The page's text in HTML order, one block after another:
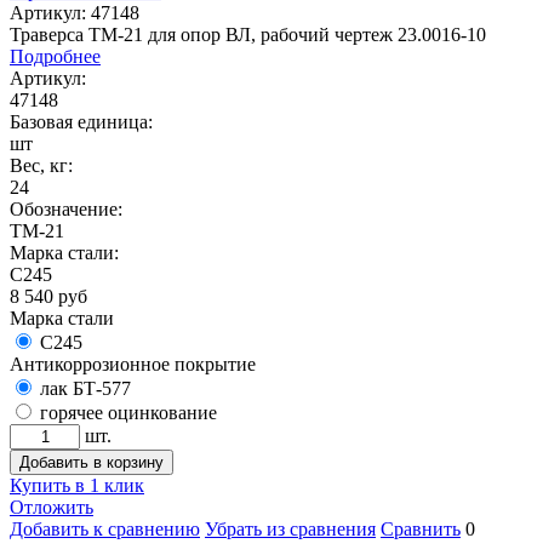
Артикул: 47148
Траверса ТМ-21 для опор ВЛ, рабочий чертеж 23.0016-10
Подробнее
Артикул:
47148
Базовая единица:
шт
Вес, кг:
24
Обозначение:
ТМ-21
Марка стали:
С245
8 540 руб
Марка стали
С245
Антикоррозионное покрытие
лак БТ-577
горячее оцинкование
шт.
Добавить в корзину
Купить в 1 клик
Отложить
Добавить к сравнению Убрать из сравнения Сравнить 0